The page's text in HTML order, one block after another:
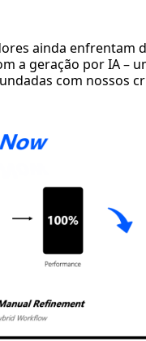
ainda enfrentam
a geração por IA –
com nossos